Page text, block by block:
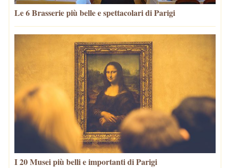
Le 6 Brasserie più belle e spettacolari di Parigi
I 20 Musei più belli e importanti di Parigi